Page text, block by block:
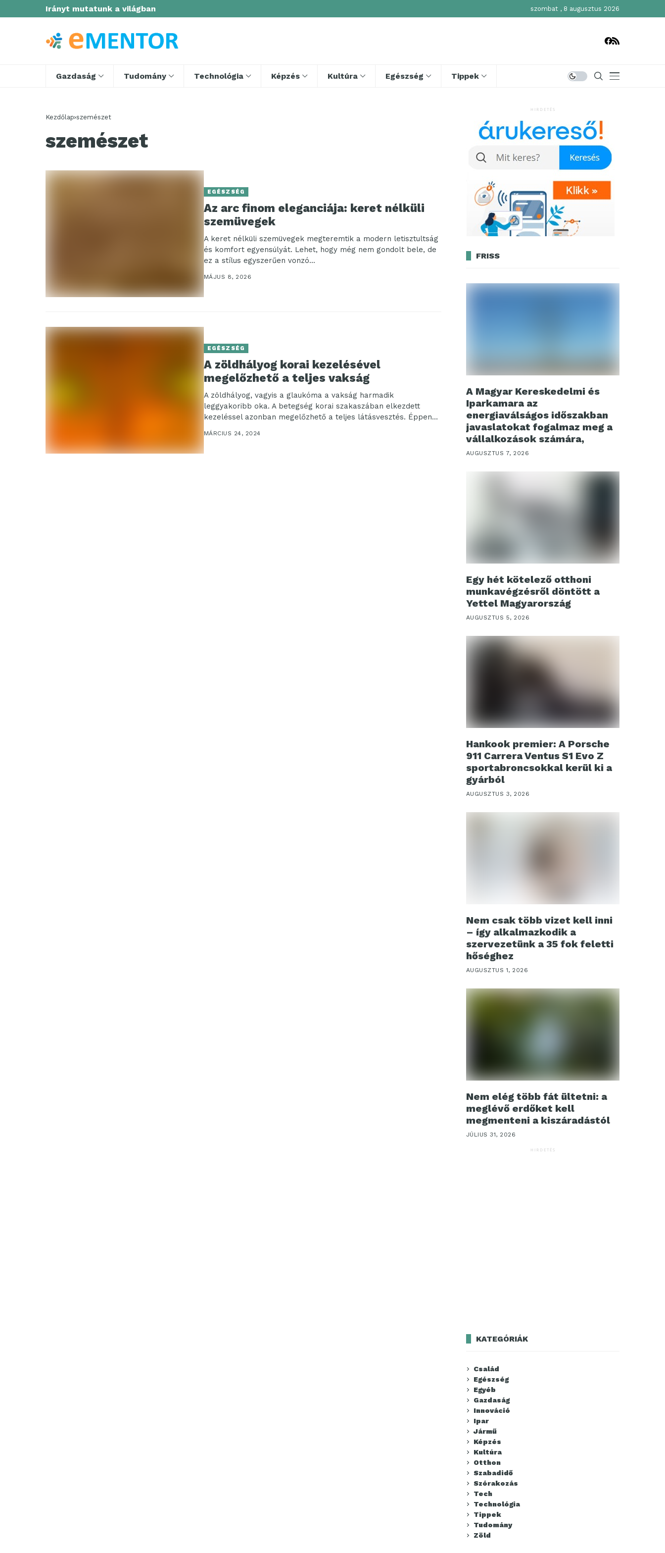
Irányt mutatunk a világban szombat , 8 augusztus 2026
Gazdaság Tudomány Technológia Képzés Kultúra Egészség Tippek
Kezdőlap szemészet
szemészet
EGÉSZSÉG
Az arc finom eleganciája: keret nélküli
szemüvegek
A keret nélküli szemüvegek megteremtik a modern letisztultság
és komfort egyensúlyát. Lehet, hogy még nem gondolt bele, de
ez a stílus egyszerűen vonzó...
MÁJUS 8, 2026
EGÉSZSÉG
A zöldhályog korai kezelésével
megelőzhető a teljes vakság
A zöldhályog, vagyis a glaukóma a vakság harmadik
leggyakoribb oka. A betegség korai szakaszában elkezdett
kezeléssel azonban megelőzhető a teljes látásvesztés. Éppen
ezért...
MÁRCIUS 24, 2024
HIRDETÉS
FRISS
A Magyar Kereskedelmi és
Iparkamara az
energiaválságos időszakban
javaslatokat fogalmaz meg a
vállalkozások számára,
AUGUSZTUS 7, 2026
Egy hét kötelező otthoni
munkavégzésről döntött a
Yettel Magyarország
AUGUSZTUS 5, 2026
Hankook premier: A Porsche
911 Carrera Ventus S1 Evo Z
sportabroncsokkal kerül ki a
gyárból
AUGUSZTUS 3, 2026
Nem csak több vizet kell inni
– így alkalmazkodik a
szervezetünk a 35 fok feletti
hőséghez
AUGUSZTUS 1, 2026
Nem elég több fát ültetni: a
meglévő erdőket kell
megmenteni a kiszáradástól
JÚLIUS 31, 2026
HIRDETÉS
KATEGÓRIÁK
Család
Egészség
Egyéb
Gazdaság
Innováció
Ipar
Jármű
Képzés
Kultúra
Otthon
Szabadidő
Szórakozás
Tech
Technológia
Tippek
Tudomány
Zöld